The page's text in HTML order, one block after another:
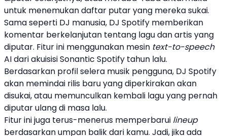
untuk menemukan daftar putar yang mereka sukai.
Sama seperti DJ manusia, DJ Spotify memberikan
komentar berkelanjutan tentang lagu dan artis yang
diputar. Fitur ini menggunakan mesin text-to-speech
AI dari akuisisi Sonantic Spotify tahun lalu.
Berdasarkan profil selera musik pengguna, DJ Spotify
akan memindai rilis baru yang diperkirakan akan
disukai, atau memunculkan kembali lagu yang pernah
diputar ulang di masa lalu.
Fitur ini juga terus-menerus memperbarui lineup
berdasarkan umpan balik dari kamu. Jadi, jika ada